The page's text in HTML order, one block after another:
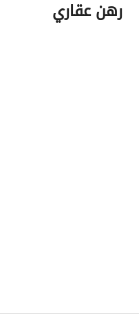
رهن عقاري